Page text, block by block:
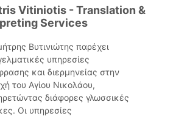
Vitiniotis - Translation &
Services
Βυτινιώτης παρέχει
υπηρεσίες
και διερμηνείας στην
του Αγίου Νικολάου,
διάφορες γλωσσικές
Οι υπηρεσίες